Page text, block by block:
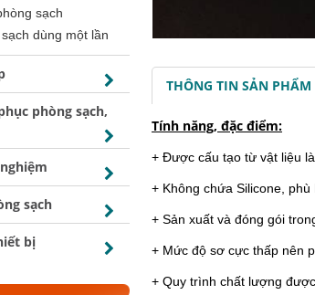
sạch
dùng một lần
phòng sạch,
sạch
bị
THÔNG TIN SẢN PHẨM
Tính năng, đặc điểm:
+ Được cấu tạo từ vật liệu
+ Không chứa Silicone,
+ Sản xuất và đóng gói
+ Mức độ sơ cực thấp nên
+ Quy trình chất lượng